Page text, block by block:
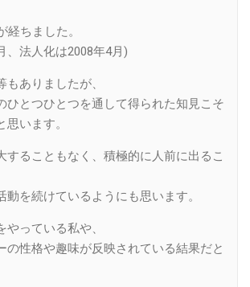
経ちました。
、法人化は2008年4月)
もありましたが、
ひとつひとつを通して得られた知見こそ
います。
することもなく、積極的に人前に出るこ
動を続けているようにも思います。
やっている私や、
の性格や趣味が反映されている結果だと